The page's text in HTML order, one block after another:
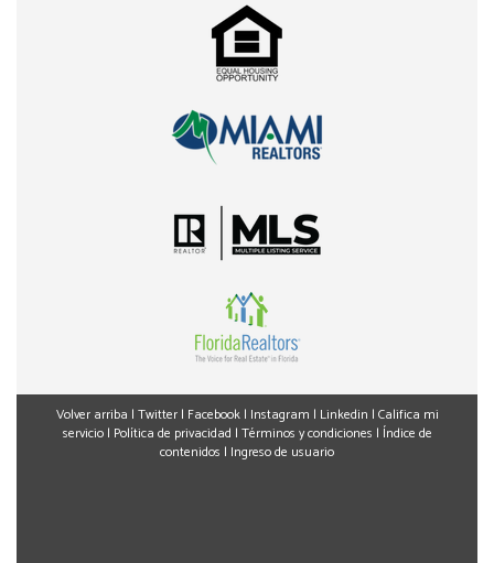
Volver arriba | Twitter| Facebook| Instagram | Linkedin | Califica mi
servicio| Política de privacidad | Términos y condiciones | Índice de
contenidos | Ingreso de usuario